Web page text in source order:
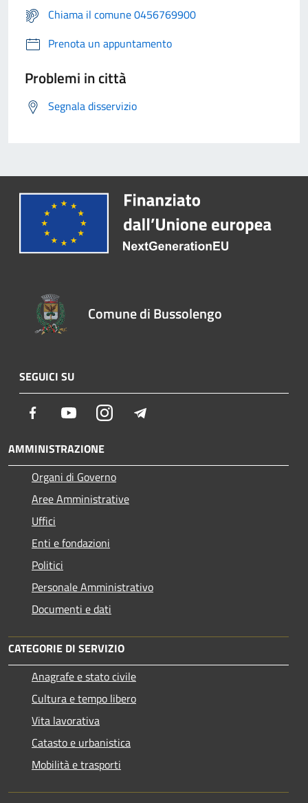
Chiama il comune 0456769900
Prenota un appuntamento
Problemi in città
Segnala disservizio
Comune di Bussolengo
SEGUICI SU
Facebook YoutubeInstagram
AMMINISTRAZIONE
Organi di Governo
Aree Amministrative
Uffici
Enti e fondazioni
Politici
Personale Amministrativo
Documenti e dati
CATEGORIE DI SERVIZIO
Anagrafe e stato civile
Cultura e tempo libero
Vita lavorativa
Catasto e urbanistica
Mobilità e trasporti